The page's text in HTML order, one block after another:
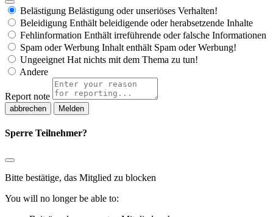
Belästigung Belästigung oder unseriöses Verhalten!
Beleidigung Enthält beleidigende oder herabsetzende Inhalte
Fehlinformation Enthält irreführende oder falsche Informationen
Spam oder Werbung Inhalt enthält Spam oder Werbung!
Ungeeignet Hat nichts mit dem Thema zu tun!
Andere
Report note
Melden
Sperre Teilnehmer?
Bitte bestätige, das Mitglied zu blocken
You will no longer be able to: